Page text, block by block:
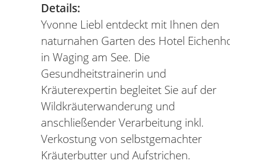
Details:
Yvonne Liebl entdeckt mit Ihnen den
naturnahen Garten des Hotel Eichenhof
in Waging am See. Die
Gesundheitstrainerin und
Kräuterexpertin begleitet Sie auf der
Wildkräuterwanderung und
anschließender Verarbeitung inkl.
Verkostung von selbstgemachter
Kräuterbutter und Aufstrichen.